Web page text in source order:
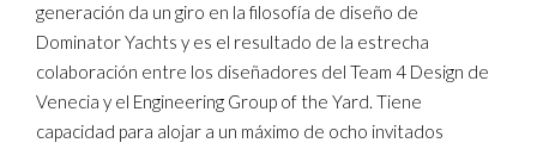
generación da un giro en la filosofía de diseño de
Dominator Yachts y es el resultado de la estrecha
colaboración entre los diseñadores del Team 4 Design de
Venecia y el Engineering Group of the Yard. Tiene
capacidad para alojar a un máximo de ocho invitados